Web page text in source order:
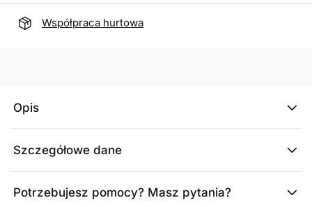
Współpraca hurtowa
Opis
Szczegółowe dane
Potrzebujesz pomocy? Masz pytania?